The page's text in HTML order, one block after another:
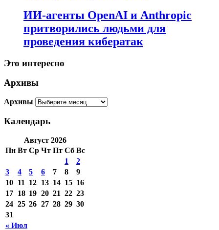
ИИ-агенты OpenAI и Anthropic
притворились людьми для
проведения кибератак
Это интересно
Архивы
Архивы
Календарь
Август 2026
Пн Вт Ср Чт Пт Сб Вс
« Июл
1
2
3
4 5 6 7 8
9
10 11 12 13 14 15 16
17 18 19 20 21 22 23
24 25 26 27 28 29 30
31